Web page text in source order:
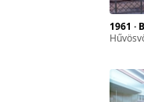
1961
Hűvösvölgyi